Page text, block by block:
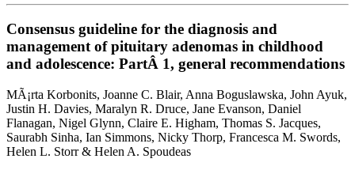
Consensus guideline for the diagnosis and
management of pituitary adenomas in childhood
and adolescence: PartÂ 1, general recommendations
MÃ¡rta Korbonits, Joanne C. Blair, Anna Boguslawska, John Ayuk,
Justin H. Davies, Maralyn R. Druce, Jane Evanson, Daniel
Flanagan, Nigel Glynn, Claire E. Higham, Thomas S. Jacques,
Saurabh Sinha, Ian Simmons, Nicky Thorp, Francesca M. Swords,
Helen L. Storr & Helen A. Spoudeas